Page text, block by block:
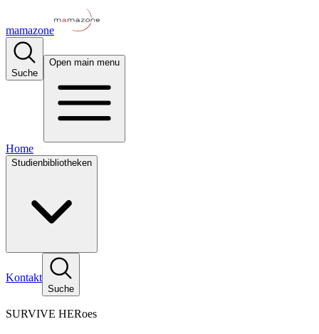
mamazone
Suche
Open main menu
Home
Studienbibliotheken
Kontakt
Suche
SURVIVE HERoes